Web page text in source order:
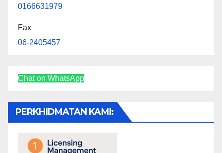
0166631979
Fax
06-2405457
Chat on WhatsApp
PERKHIDMATAN KAMI: